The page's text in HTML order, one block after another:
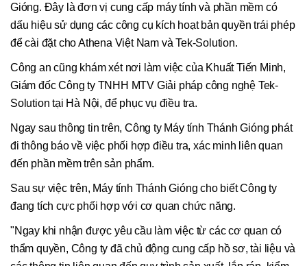
Gióng. Đây là đơn vị cung cấp máy tính và phần mềm có
dấu hiệu sử dụng các công cụ kích hoạt bản quyền trái phép
để cài đặt cho Athena Việt Nam và Tek-Solution.
Công an cũng khám xét nơi làm việc của Khuất Tiến Minh,
Giám đốc Công ty TNHH MTV Giải pháp công nghệ Tek-
Solution tại Hà Nội, để phục vụ điều tra.
Ngay sau thông tin trên, Công ty Máy tính Thánh Gióng phát
đi thông báo về việc phối hợp điều tra, xác minh liên quan
đến phần mềm trên sản phẩm.
Sau sự việc trên, Máy tính Thánh Gióng cho biết Công ty
đang tích cực phối hợp với cơ quan chức năng.
"Ngay khi nhận được yêu cầu làm việc từ các cơ quan có
thẩm quyền, Công ty đã chủ động cung cấp hồ sơ, tài liệu và